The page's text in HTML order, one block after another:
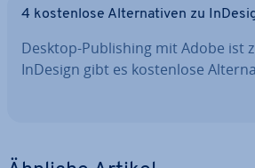
4 kos­ten­lo­se Al­ter­na­ti­ven zu
Desktop-Pu­bli­shing mit Adobe ist
InDesign gibt es kos­ten­lo­se